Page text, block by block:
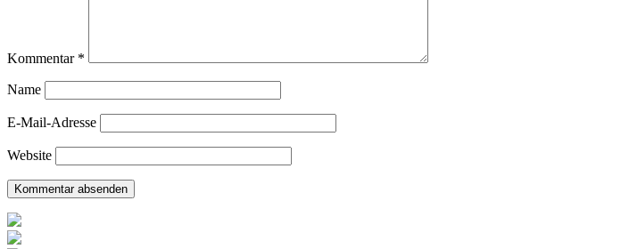
Kommentar *
Name
E-Mail-Adresse
Website